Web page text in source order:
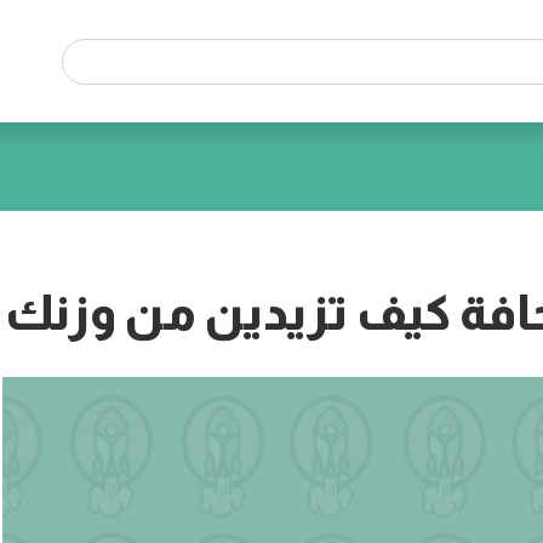
كيف تزيدين من وزنك